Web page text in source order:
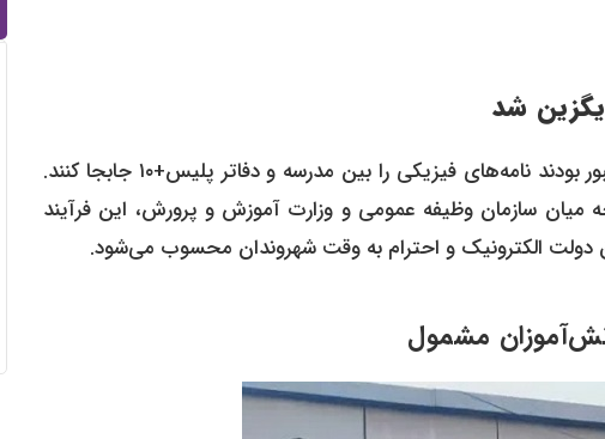
شد
تا پیش از این، دانش‌آموزان برای دریافت معافیت تحصیلی مجبور بودند نامه‌های فیزیکی را بین مدرسه و دفاتر پلیس+۱۰ جابجا کنند.
میان سازمان وظیفه عمومی و وزارت آموزش و پرورش، این فرآیند
دولت الکترونیک و احترام به وقت شهروندان محسوب می‌شود.
مشمول